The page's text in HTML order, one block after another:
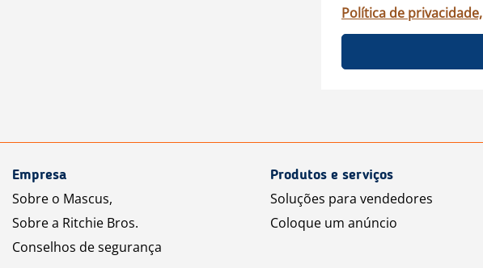
Política de privacidade,
Empresa
Sobre o Mascus,
Sobre a Ritchie Bros.
Conselhos de segurança
Produtos e serviços
Soluções para vendedores
Coloque um anúncio